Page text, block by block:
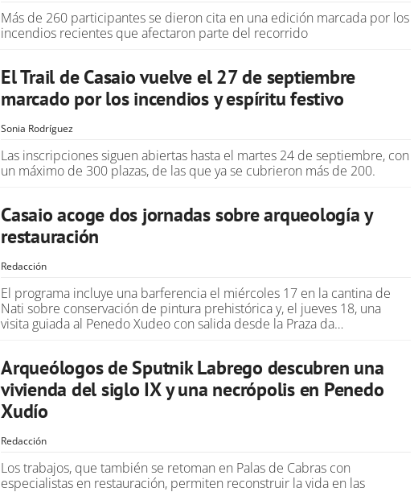
Más de 260 participantes se dieron cita en una edición marcada por los
incendios recientes que afectaron parte del recorrido
El Trail de Casaio vuelve el 27 de septiembre
marcado por los incendios y espíritu festivo
Sonia Rodríguez
Las inscripciones siguen abiertas hasta el martes 24 de septiembre, con
un máximo de 300 plazas, de las que ya se cubrieron más de 200.
Casaio acoge dos jornadas sobre arqueología y
restauración
Redacción
El programa incluye una barferencia el miércoles 17 en la cantina de
Nati sobre conservación de pintura prehistórica y, el jueves 18, una
visita guiada al Penedo Xudeo con salida desde la Praza da…
Arqueólogos de Sputnik Labrego descubren una
vivienda del siglo IX y una necrópolis en Penedo
Xudío
Redacción
Los trabajos, que también se retoman en Palas de Cabras con
especialistas en restauración, permiten reconstruir la vida en las